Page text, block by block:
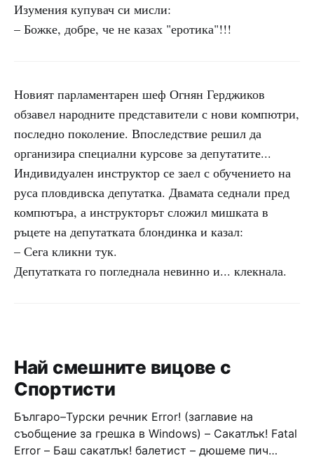
Изумения купувач си мисли:
– Божке, добре, че не казах "еротика"!!!
Новият парламентарен шеф Огнян Герджиков
обзавел народните представители с нови компютри,
последно поколение. Впоследствие решил да
организира специални курсове за депутатите...
Индивидуален инструктор се заел с обучението на
руса пловдивска депутатка. Двамата седнали пред
компютъра, а инструкторът сложил мишката в
ръцете на депутатката блондинка и казал:
– Сега кликни тук.
Депутатката го погледнала невинно и... клекнала.
Най смешните вицове с
Спортисти
Българо–Турски речник Error! (заглавие на
съобщение за грешка в Windows) – Сакатлък! Fatal
Error – Баш сакатлък! балетист – дюшеме пич